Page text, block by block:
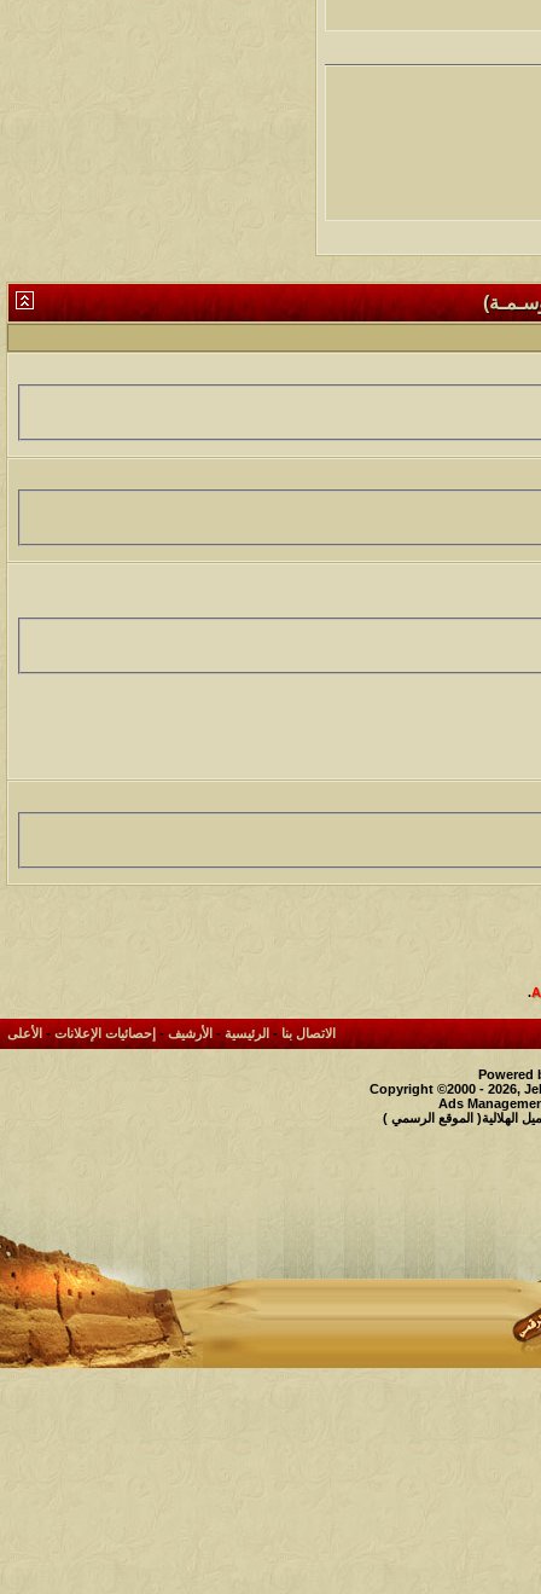
.
الاتصال بنا- الرئيسية- الأرشيف - إحصائيات الإعلانات- الأعلى
Powered
Copyright ©2000 - 2026,
Ads
الهلالية( الموقع الرسمي )